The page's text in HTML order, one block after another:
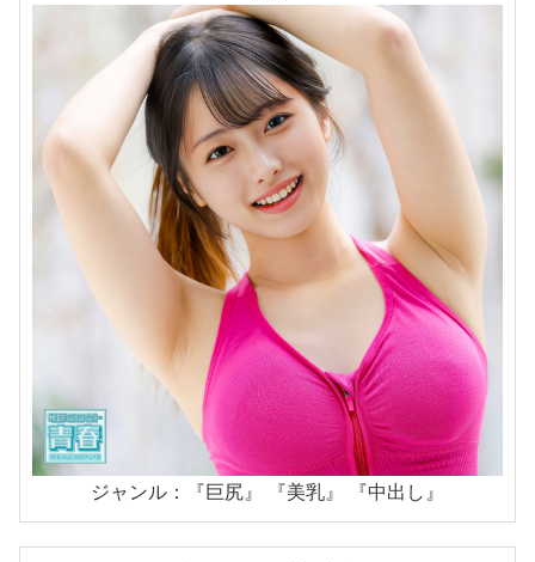
ジャンル：『巨尻』 『美乳』 『中出し』